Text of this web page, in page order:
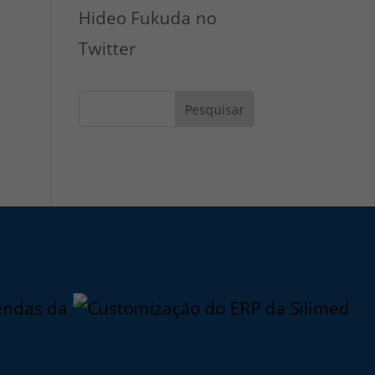
Hideo Fukuda no
Twitter
Pesquisar